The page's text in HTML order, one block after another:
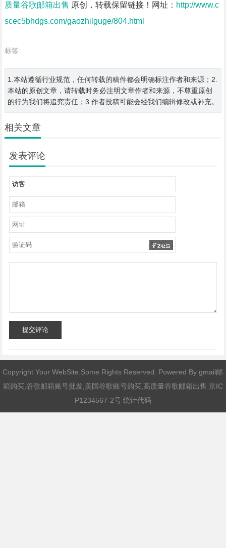
质量谷歌邮箱出售 原创，转载保留链接！网址： http://www.c
scec5bhdgs.com/gaozhilguge/804.html
标签:
1.本站遵循行业规范，任何转载的稿件都会明确标注作者和来源；2.
本站的原创文章，请转载时务必注明文章作者和来源，不尊重原创
的行为我们将追究责任；3.作者投稿可能会经我们编辑修改或补充。
相关文章
发表评论
提交评论
Copyright Your WebSite.Some Rights Reserved. Powered Bygmail邮
箱购买,谷歌邮箱账号批发,美国谷歌账号购买,高质量谷歌邮箱出售 京IC
P1234567-2号 统计代码